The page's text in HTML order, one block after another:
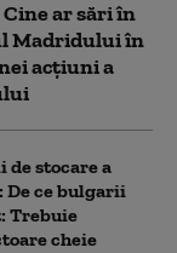
ar sări în
Madridului în
acțiuni a
stocare a
De ce bulgarii
Trebuie
cheie